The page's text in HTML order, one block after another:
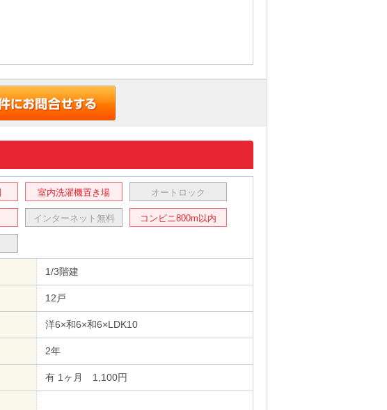
室内洗濯機置き場 オートロック
インターネット無料 コンビニ800m以内
1/3階建
12戸
洋6×和6×和6×LDK10
2年
有 1ヶ月 1,100円